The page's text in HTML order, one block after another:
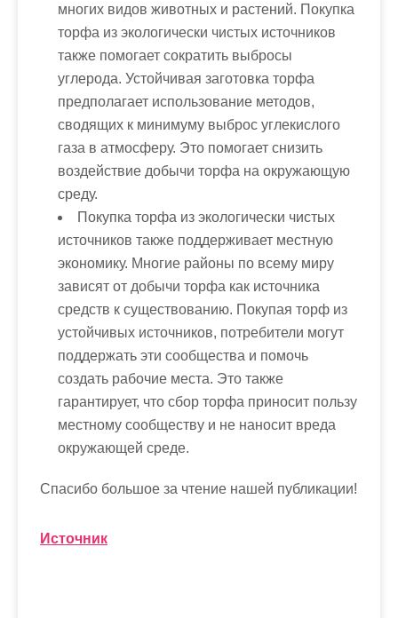
многих видов животных и растений. Покупка
торфа из экологически чистых источников
также помогает сократить выбросы
углерода. Устойчивая заготовка торфа
предполагает использование методов,
сводящих к минимуму выброс углекислого
газа в атмосферу. Это помогает снизить
воздействие добычи торфа на окружающую
среду.
Покупка торфа из экологически чистых
источников также поддерживает местную
экономику. Многие районы по всему миру
зависят от добычи торфа как источника
средств к существованию. Покупая торф из
устойчивых источников, потребители могут
поддержать эти сообщества и помочь
создать рабочие места. Это также
гарантирует, что сбор торфа приносит пользу
местному сообществу и не наносит вреда
окружающей среде.
Спасибо большое за чтение нашей публикации!
Источник